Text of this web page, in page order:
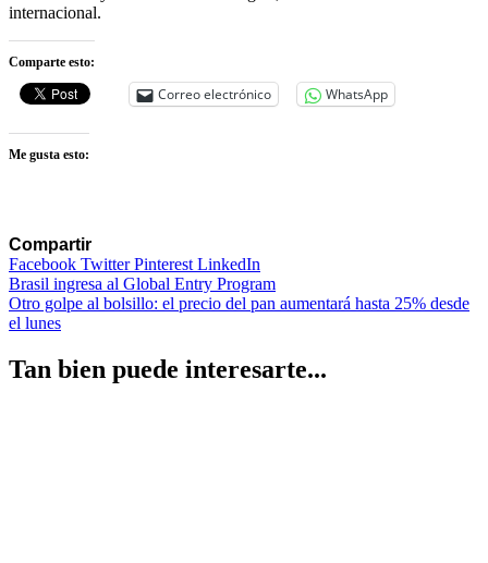
internacional.
Comparte esto:
Correo electrónico WhatsApp
Me gusta esto:
Compartir
Facebook TwitterPinterest LinkedIn
Navegación
de
Brasil ingresa al Global Entry Program
Otro golpe al bolsillo: el precio del pan aumentará hasta 25% desde
el lunes
Tan bien puede interesarte...